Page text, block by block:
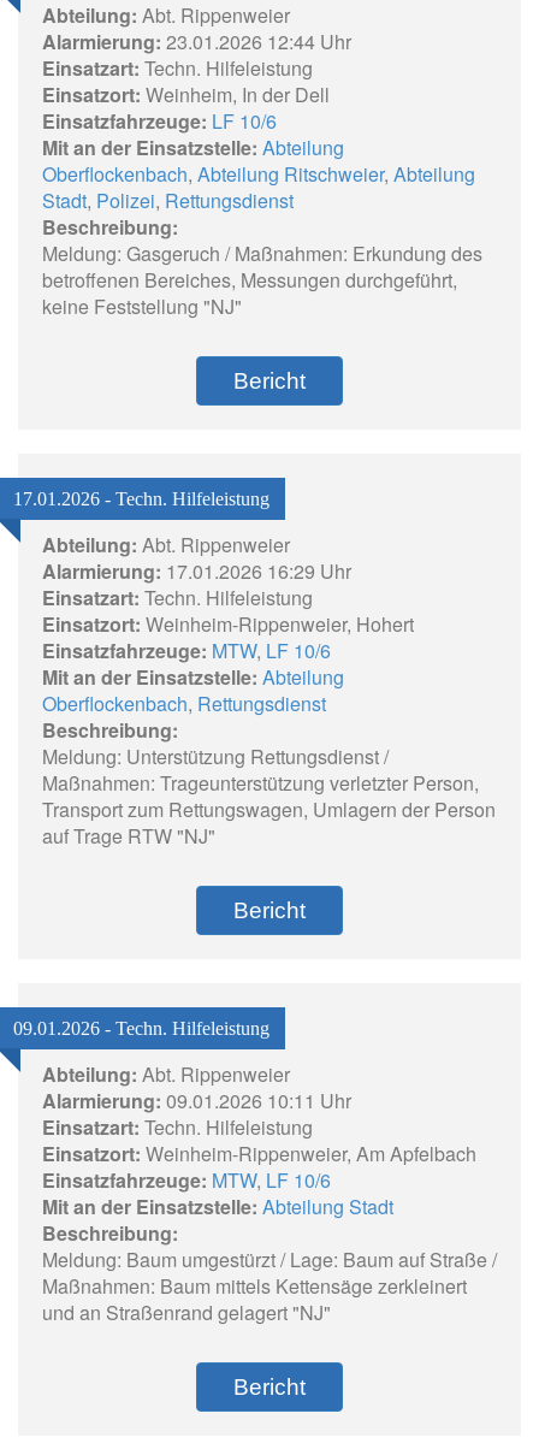
Abteilung: Abt. Rippenweier
Alarmierung: 23.01.2026 12:44 Uhr
Einsatzart: Techn. Hilfeleistung
Einsatzort: Weinheim, In der Dell
Einsatzfahrzeuge: LF 10/6
Mit an der Einsatzstelle: Abteilung
Oberflockenbach, Abteilung Ritschweier, Abteilung
Stadt, Polizei, Rettungsdienst
Beschreibung:
Meldung: Gasgeruch / Maßnahmen: Erkundung des
betroffenen Bereiches, Messungen durchgeführt,
keine Feststellung "NJ"
Bericht
17.01.2026 - Techn. Hilfeleistung
Abteilung: Abt. Rippenweier
Alarmierung: 17.01.2026 16:29 Uhr
Einsatzart: Techn. Hilfeleistung
Einsatzort: Weinheim-Rippenweier, Hohert
Einsatzfahrzeuge: MTW, LF 10/6
Mit an der Einsatzstelle: Abteilung
Oberflockenbach, Rettungsdienst
Beschreibung:
Meldung: Unterstützung Rettungsdienst /
Maßnahmen: Trageunterstützung verletzter Person,
Transport zum Rettungswagen, Umlagern der Person
auf Trage RTW "NJ"
Bericht
09.01.2026 - Techn. Hilfeleistung
Abteilung: Abt. Rippenweier
Alarmierung: 09.01.2026 10:11 Uhr
Einsatzart: Techn. Hilfeleistung
Einsatzort: Weinheim-Rippenweier, Am Apfelbach
Einsatzfahrzeuge: MTW, LF 10/6
Mit an der Einsatzstelle: Abteilung Stadt
Beschreibung:
Meldung: Baum umgestürzt / Lage: Baum auf Straße /
Maßnahmen: Baum mittels Kettensäge zerkleinert
und an Straßenrand gelagert "NJ"
Bericht